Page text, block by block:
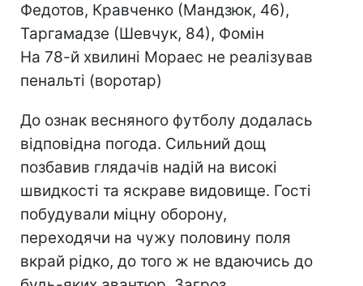
Федотов, Кравченко (Мандзюк, 46),
Таргамадзе (Шевчук, 84), Фомін
На 78-й хвилині Мораес не реалізував
пенальті (воротар)
До ознак весняного футболу додалась
відповідна погода. Сильний дощ
позбавив глядачів надій на високі
швидкості та яскраве видовище. Гості
побудували міцну оборону,
переходячи на чужу половину поля
вкрай рідко, до того ж не вдаючись до